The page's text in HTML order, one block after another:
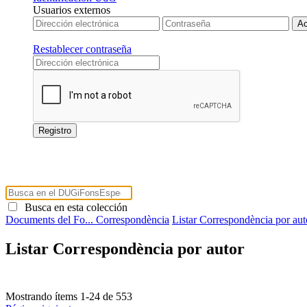
Usuarios externos
Restablecer contraseña
Busca en esta colección
Documents del Fo... Correspondència Listar Correspondència por
Listar Correspondència por autor
Mostrando ítems 1-24 de 553